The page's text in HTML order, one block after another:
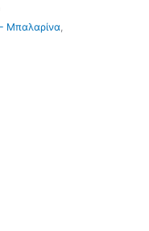
Μπαλαρίνα